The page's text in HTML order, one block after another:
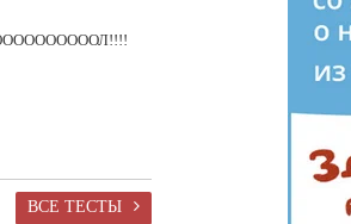
ВСЕ ТЕСТЫ